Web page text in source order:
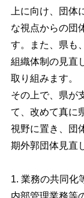
上に向け、団
な視点からの団
す。また、県も
組織体制の見直
取り組みます。
その上で、県が
て、改めて真に
視野に置き、団
期外郭団体見直
1. 業務の共同化
内部管理業務等